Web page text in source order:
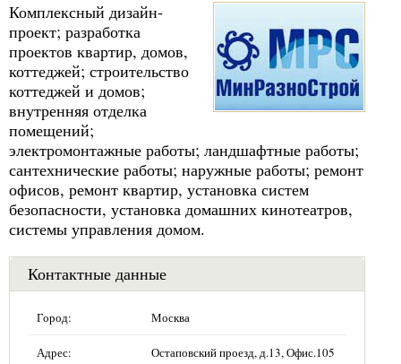
Комплексный дизайн-
проект; разработка
проектов квартир, домов,
коттеджей; строительство
коттеджей и домов;
внутренняя отделка
помещений;
электромонтажные работы; ландшафтные работы;
сантехнические работы; наружные работы; ремонт
офисов, ремонт квартир, установка систем
безопасности, установка домашних кинотеатров,
системы управления домом.
Контактные данные
Город: Москва
Адрес: Остаповский проезд, д.13, Офис.105